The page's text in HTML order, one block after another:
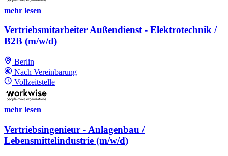
mehr lesen
Vertriebsmitarbeiter Außendienst - Elektrotechnik /
B2B (m/w/d)
Berlin
Nach Vereinbarung
Vollzeitstelle
mehr lesen
Vertriebsingenieur - Anlagenbau /
Lebensmittelindustrie (m/w/d)